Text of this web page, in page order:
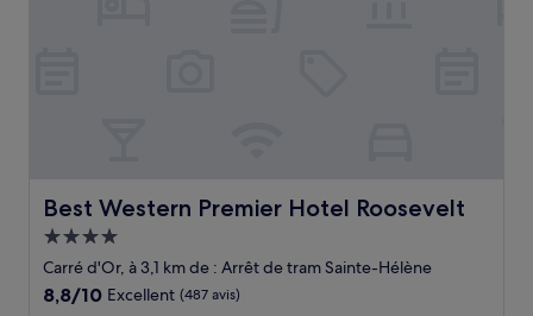
Best Western Premier Hotel Roosevelt
Best Western Premier Hotel Roosevelt
Hébergement
4.0 étoiles
Carré d'Or, à 3,1 km de : Arrêt de tram Sainte-Hélène
8.8
8,8/10 Excellent (487 avis)